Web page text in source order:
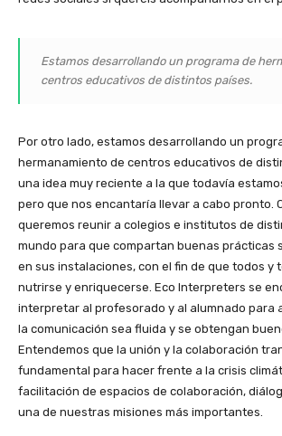
Estamos desarrollando un programa de
centros educativos de distintos países.
Por otro lado, estamos desarrollando un
hermanamiento de centros educativos de
una idea muy reciente a la que todavía
pero que nos encantaría llevar a cabo pronto.
queremos reunir a colegios e institutos de
mundo para que compartan buenas prácticas
en sus instalaciones, con el fin de que todos y
nutrirse y enriquecerse. Eco Interpreters se
interpretar al profesorado y al alumnado para
la comunicación sea fluida y se obtengan
Entendemos que la unión y la colaboración
fundamental para hacer frente a la crisis
facilitación de espacios de colaboración,
una de nuestras misiones más importantes.